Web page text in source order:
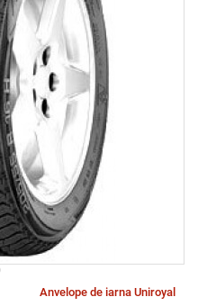
Anvelope de iarna Uniroyal